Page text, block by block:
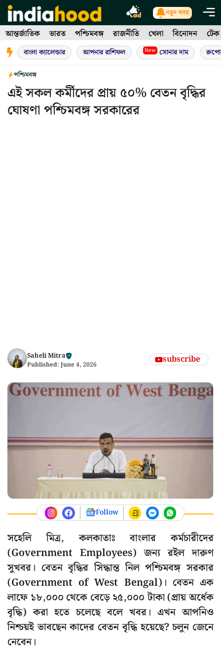
Skip
to
content
নতুন খবর
আন্তর্জাতিক ভারত পশ্চিমবঙ্গ রাজনীতি খেলা বিনোদন টেক
বাংলা ক্যালেন্ডার আপনার রাশিফল New সোনার দাম
পশ্চিমবঙ্গ
এই সকল কর্মীদের প্রায় ৫০% বেতন বৃদ্ধির
ঘোষণা পশ্চিমবঙ্গ সরকারের
Saheli Mitra
Published: June 4, 2026 subscribe
Follow
সহেলি মিত্র, কলকাতাঃ বাংলার কর্মচারীদের
(Government Employees) জন্য রইল দারুণ
সুখবর। বেতন বৃদ্ধির সিদ্ধান্ত নিল পশ্চিমবঙ্গ সরকার
(Government of West Bengal)। বেতন এক
লাফে ১৮,০০০ থেকে বেড়ে ২৫,০০০ টাকা (প্রায় অর্ধেক
বৃদ্ধি) করা হতে চলেছে বলে খবর। এখন আপনিও
নিশ্চয়ই ভাবছেন কাদের বেতন বৃদ্ধি হয়েছে? চলুন জেনে
নেবেন।